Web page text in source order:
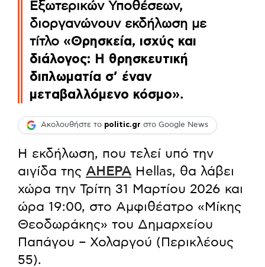
Εξωτερικών Υποθέσεων,
διοργανώνουν εκδήλωση με
τίτλο «Θρησκεία, ισχύς και
διάλογος: Η θρησκευτική
διπλωματία σ’ έναν
μεταβαλλόμενο κόσμο».
Ακολουθήστε το politic.gr στο Google News
Η εκδήλωση, που τελεί υπό την
αιγίδα της AHEPA Hellas, θα λάβει
χώρα την Τρίτη 31 Μαρτίου 2026 και
ώρα 19:00, στο Αμφιθέατρο «Μίκης
Θεοδωράκης» του Δημαρχείου
Παπάγου – Χολαργού (Περικλέους
55).